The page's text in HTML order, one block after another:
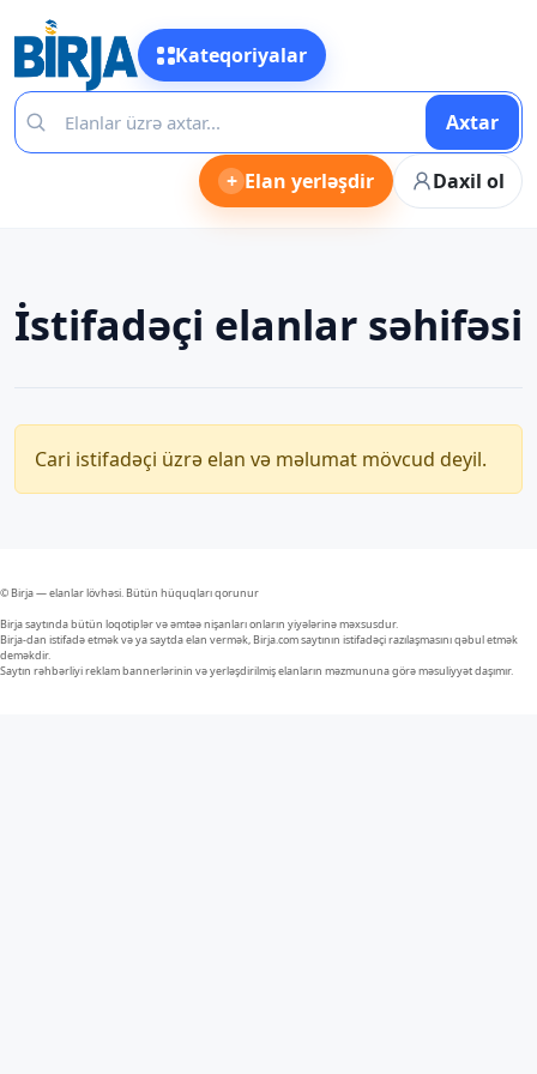
Kateqoriyalar
Axtar
+ Elan yerləşdir Daxil ol
İstifadəçi elanlar səhifəsi
Cari istifadəçi üzrə elan və məlumat mövcud deyil.
© Birja — elanlar lövhəsi. Bütün hüquqları qorunur
Birja saytında bütün loqotiplər və əmtəə nişanları onların yiyələrinə məxsusdur.
Birja-dan istifadə etmək və ya saytda elan vermək, Birja.com saytının istifadəçi razılaşmasını qəbul etmək
deməkdir.
Saytın rəhbərliyi reklam bannerlərinin və yerləşdirilmiş elanların məzmununa görə məsuliyyət daşımır.